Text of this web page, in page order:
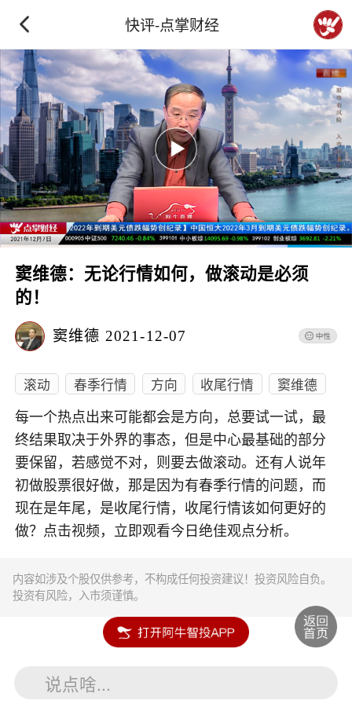
快评-点掌财经
窦维德：无论行情如何，做滚动是必须
的！
窦维德 2021-12-07
滚动 春季行情 方向 收尾行情 窦维德
每一个热点出来可能都会是方向，总要试一试，最
终结果取决于外界的事态，但是中心最基础的部分
要保留，若感觉不对，则要去做滚动。还有人说年
初做股票很好做，那是因为有春季行情的问题，而
现在是年尾，是收尾行情，收尾行情该如何更好的
做？点击视频，立即观看今日绝佳观点分析。
内容如涉及个股仅供参考，不构成任何投资建议！投资风险自负。
投资有风险，入市须谨慎。
说点啥...